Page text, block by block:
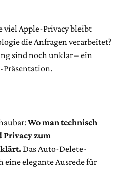
viel Apple-Privacy bleibt
die Anfragen verarbeitet?
sind noch unklar – ein
Wo man technisch
zum
Das Auto-Delete-
eine elegante Ausrede für